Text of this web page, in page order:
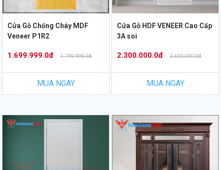
Cửa Gỗ Chống Cháy MDF
Veneer P1R2
1.699.999.0đ 1.799.999.0đ
MUA NGAY
Cửa Gỗ HDF VENEER Cao Cấp
3A soi
2.300.000.0đ 2.600.000.0đ
MUA NGAY